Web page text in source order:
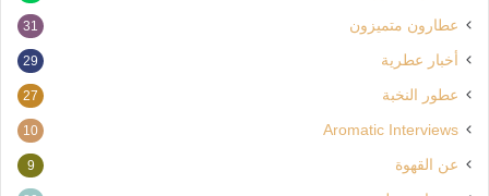
عطارون متميزون 31
أخبار عطرية 29
عطور النخبة 27
Aromatic Interviews
10
عن القهوة 9